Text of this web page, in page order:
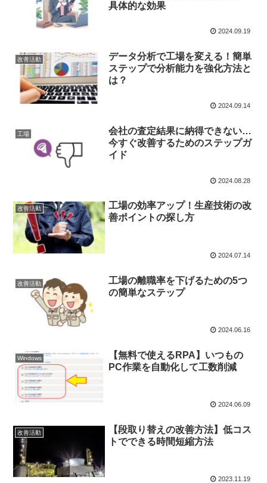
具体的な効果
2024.09.19
改善活動
データ分析で工場を変える！簡単
ステップで分析能力を強化方法と
は？
2024.09.14
工場
会社の査定結果に納得できない…
今すぐ改善するためのステップガ
イド
2024.08.28
改善活動
工場の効率アップ！生産技術の改
善ポイントの探し方
2024.07.14
改善活動
工場の離職率を下げるための5つ
の簡単なステップ
2024.06.16
Windows
【無料で使えるRPA】いつもの
PC作業を自動化して工数削減
2024.06.09
改善活動
【段取り替えの改善方法】低コス
トでできる時間短縮方法
2023.11.19